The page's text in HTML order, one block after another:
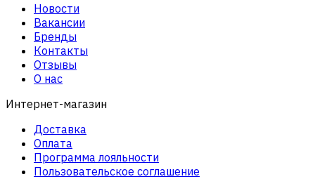
Новости
Вакансии
Бренды
Контакты
Отзывы
О нас
Интернет-магазин
Доставка
Оплата
Программа лояльности
Пользовательское соглашение